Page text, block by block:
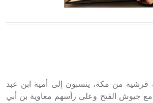
كلمة فرنسية اللفظ تم اعتمادها مصطلحاً
قرشية من مكة، ينسبون إلى أمية ابن عبد
جيوش الفتح وعلى رأسهم معاوية بن أبي